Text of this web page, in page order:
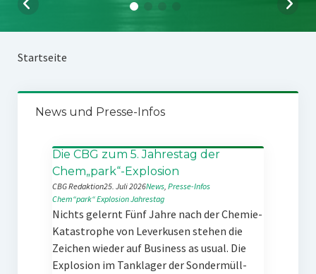
Startseite
News und Presse-Infos
Die CBG zum 5. Jahrestag der
Chem„park“-Explosion
CBG Redaktion25. Juli 2026News, Presse-Infos
Chem“park“ExplosionJahrestag
Nichts gelernt Fünf Jahre nach der Chemie-
Katastrophe von Leverkusen stehen die
Zeichen wieder auf Business as usual. Die
Explosion im Tanklager der Sondermüll-